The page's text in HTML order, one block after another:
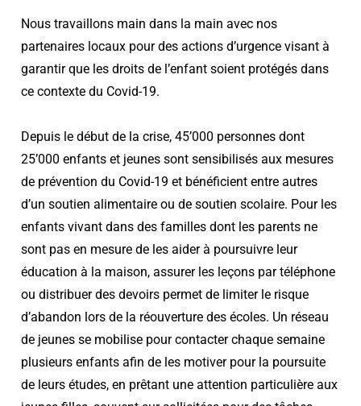
Nous travaillons main dans la main avec nos
partenaires locaux pour des actions d’urgence visant à
garantir que les droits de l’enfant soient protégés dans
ce contexte du Covid-19.
Depuis le début de la crise, 45’000 personnes dont
25’000 enfants et jeunes sont sensibilisés aux mesures
de prévention du Covid-19 et bénéficient entre autres
d’un soutien alimentaire ou de soutien scolaire. Pour les
enfants vivant dans des familles dont les parents ne
sont pas en mesure de les aider à poursuivre leur
éducation à la maison, assurer les leçons par téléphone
ou distribuer des devoirs permet de limiter le risque
d’abandon lors de la réouverture des écoles. Un réseau
de jeunes se mobilise pour contacter chaque semaine
plusieurs enfants afin de les motiver pour la poursuite
de leurs études, en prêtant une attention particulière aux